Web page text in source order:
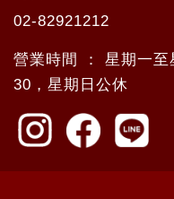
02-82921212
營業時間 ： 星期一至
30，星期日公休